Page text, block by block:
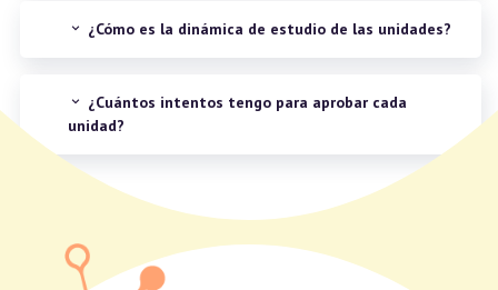
¿Cómo es la dinámica de estudio de las unidades?
¿Cuántos intentos tengo para aprobar cada
unidad?